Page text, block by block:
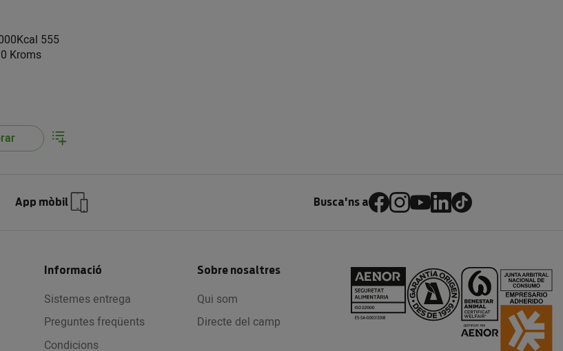
555
Kroms
App mòbil Busca'ns a
Informació
Sistemes entrega
Preguntes freqüents
Condicions
Sobre nosaltres
Qui som
Directe del camp